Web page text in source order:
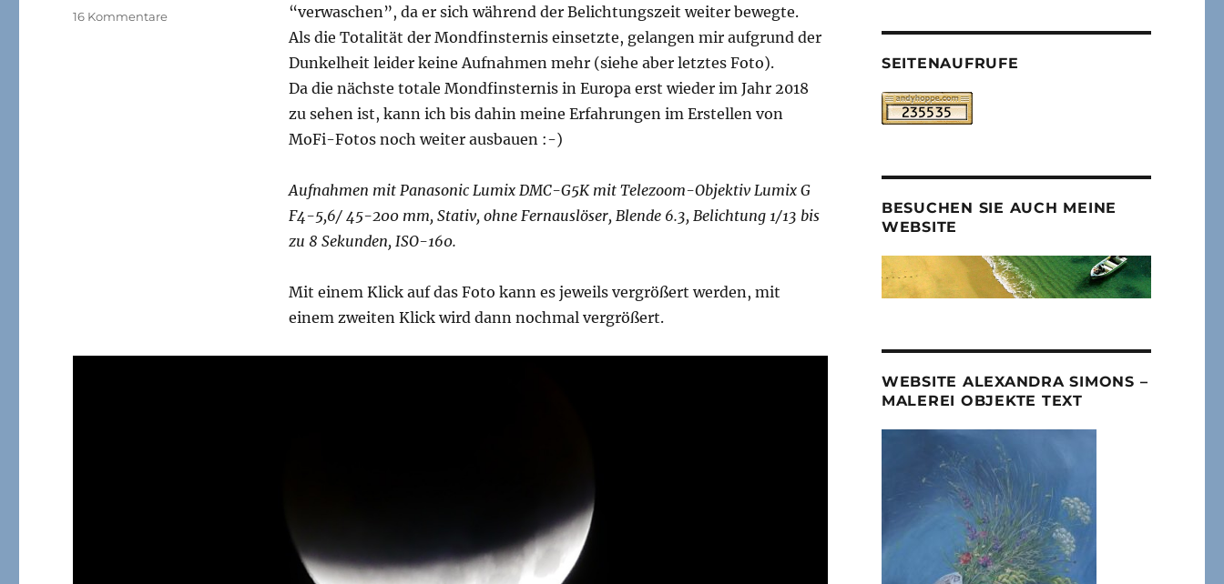
“verwaschen”, da er sich während der Belichtungszeit weiter bewegte.
Als die Totalität der Mondfinsternis einsetzte, gelangen mir aufgrund der
Dunkelheit leider keine Aufnahmen mehr (siehe aber letztes Foto).
Da die nächste totale Mondfinsternis in Europa erst wieder im Jahr 2018
zu sehen ist, kann ich bis dahin meine Erfahrungen im Erstellen von
MoFi-Fotos noch weiter ausbauen :-)
Aufnahmen mit Panasonic Lumix DMC-G5K mit Telezoom-Objektiv Lumix G
F4-5,6/ 45-200 mm, Stativ, ohne Fernauslöser, Blende 6.3, Belichtung 1/13 bis
zu 8 Sekunden, ISO-160.
Mit einem Klick auf das Foto kann es jeweils vergrößert werden, mit
einem zweiten Klick wird dann nochmal vergrößert.
16 Kommentarezu
SEITENAUFRUFE
BESUCHEN SIE AUCH MEINE
WEBSITE
WEBSITE ALEXANDRA SIMONS –
MALEREI OBJEKTE TEXT